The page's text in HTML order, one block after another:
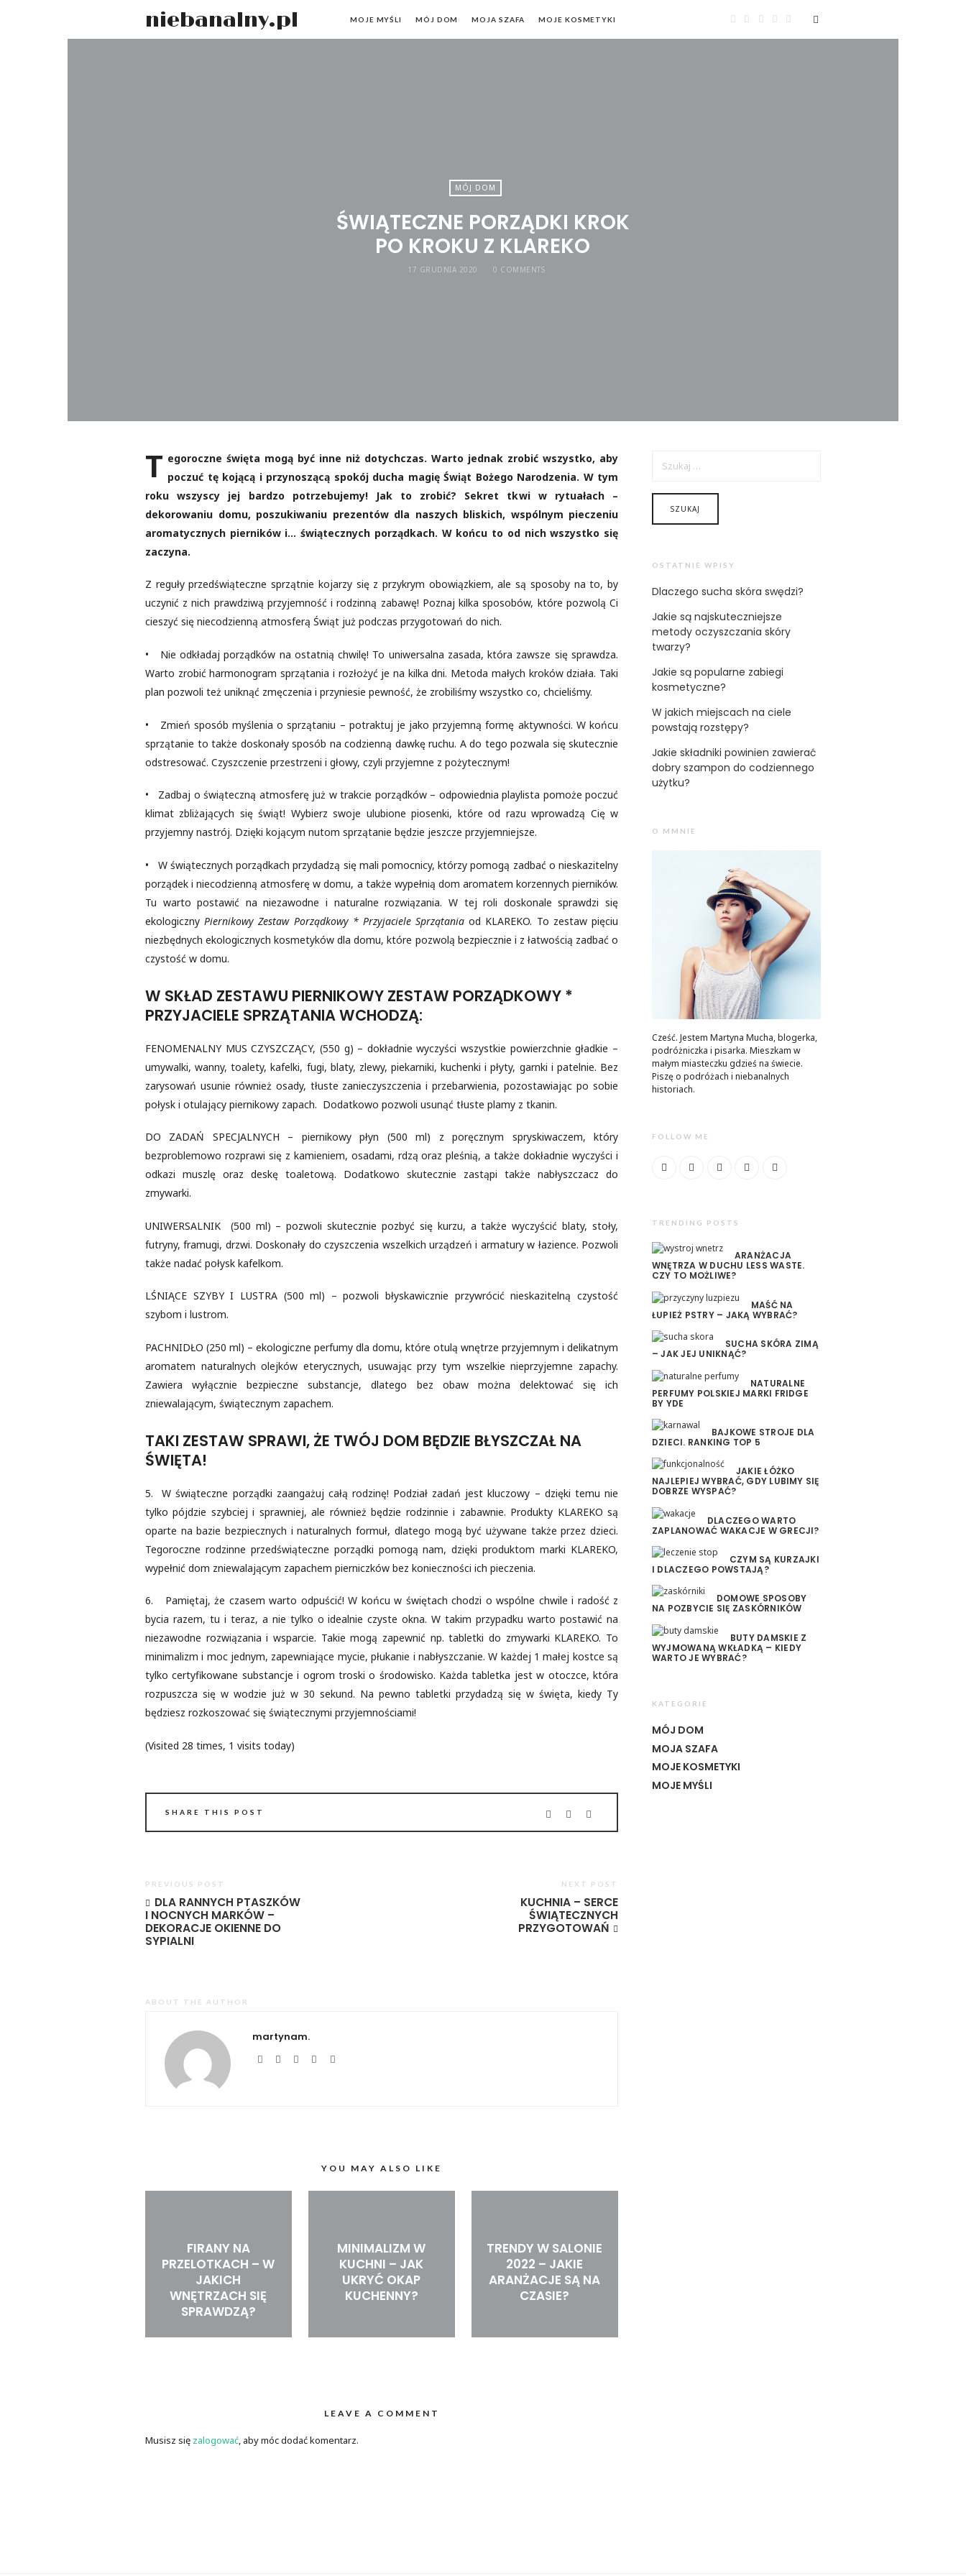
niebanalny.pl MOJE MYŚLI MÓJ DOM MOJA SZAFA MOJE KOSMETYKI
MÓJ DOM
ŚWIĄTECZNE PORZĄDKI KROK
PO KROKU Z KLAREKO
17 GRUDNIA 2020 0 COMMENTS
T egoroczne święta mogą być inne niż dotychczas. Warto jednak zrobić wszystko, aby
poczuć tę kojącą i przynoszącą spokój ducha magię Świąt Bożego Narodzenia. W tym
roku wszyscy jej bardzo potrzebujemy! Jak to zrobić? Sekret tkwi w rytuałach –
dekorowaniu domu, poszukiwaniu prezentów dla naszych bliskich, wspólnym pieczeniu
aromatycznych pierników i… świątecznych porządkach. W końcu to od nich wszystko się
zaczyna.
Z reguły przedświąteczne sprzątnie kojarzy się z przykrym obowiązkiem, ale są sposoby na to, by
uczynić z nich prawdziwą przyjemność i rodzinną zabawę! Poznaj kilka sposobów, które pozwolą Ci
cieszyć się niecodzienną atmosferą Świąt już podczas przygotowań do nich.
• Nie odkładaj porządków na ostatnią chwilę! To uniwersalna zasada, która zawsze się sprawdza.
Warto zrobić harmonogram sprzątania i rozłożyć je na kilka dni. Metoda małych kroków działa. Taki
plan pozwoli też uniknąć zmęczenia i przyniesie pewność, że zrobiliśmy wszystko co, chcieliśmy.
• Zmień sposób myślenia o sprzątaniu – potraktuj je jako przyjemną formę aktywności. W końcu
sprzątanie to także doskonały sposób na codzienną dawkę ruchu. A do tego pozwala się skutecznie
odstresować. Czyszczenie przestrzeni i głowy, czyli przyjemne z pożytecznym!
• Zadbaj o świąteczną atmosferę już w trakcie porządków – odpowiednia playlista pomoże poczuć
klimat zbliżających się świąt! Wybierz swoje ulubione piosenki, które od razu wprowadzą Cię w
przyjemny nastrój. Dzięki kojącym nutom sprzątanie będzie jeszcze przyjemniejsze.
• W świątecznych porządkach przydadzą się mali pomocnicy, którzy pomogą zadbać o nieskazitelny
porządek i niecodzienną atmosferę w domu, a także wypełnią dom aromatem korzennych pierników.
Tu warto postawić na niezawodne i naturalne rozwiązania. W tej roli doskonale sprawdzi się
ekologicznyPiernikowy Zestaw Porządkowy * Przyjaciele Sprzątaniaod KLAREKO. To zestaw pięciu
niezbędnych ekologicznych kosmetyków dla domu, które pozwolą bezpiecznie i z łatwością zadbać o
czystość w domu.
W SKŁAD ZESTAWU PIERNIKOWY ZESTAW PORZĄDKOWY *
PRZYJACIELE SPRZĄTANIA WCHODZĄ:
FENOMENALNY MUS CZYSZCZĄCY, (550 g) – dokładnie wyczyści wszystkie powierzchnie gładkie –
umywalki, wanny, toalety, kafelki, fugi, blaty, zlewy, piekarniki, kuchenki i płyty, garnki i patelnie. Bez
zarysowań usunie również osady, tłuste zanieczyszczenia i przebarwienia, pozostawiając po sobie
połysk i otulający piernikowy zapach. Dodatkowo pozwoli usunąć tłuste plamy z tkanin.
DO ZADAŃ SPECJALNYCH – piernikowy płyn (500 ml) z poręcznym spryskiwaczem, który
bezproblemowo rozprawi się z kamieniem, osadami, rdzą oraz pleśnią, a także dokładnie wyczyści i
odkazi muszlę oraz deskę toaletową. Dodatkowo skutecznie zastąpi także nabłyszczacz do
zmywarki.
UNIWERSALNIK (500 ml) – pozwoli skutecznie pozbyć się kurzu, a także wyczyścić blaty, stoły,
futryny, framugi, drzwi. Doskonały do czyszczenia wszelkich urządzeń i armatury w łazience. Pozwoli
także nadać połysk kafelkom.
LŚNIĄCE SZYBY I LUSTRA (500 ml) – pozwoli błyskawicznie przywrócić nieskazitelną czystość
szybom i lustrom.
PACHNIDŁO (250 ml) – ekologiczne perfumy dla domu, które otulą wnętrze przyjemnym i delikatnym
aromatem naturalnych olejków eterycznych, usuwając przy tym wszelkie nieprzyjemne zapachy.
Zawiera wyłącznie bezpieczne substancje, dlatego bez obaw można delektować się ich
zniewalającym, świątecznym zapachem.
TAKI ZESTAW SPRAWI, ŻE TWÓJ DOM BĘDZIE BŁYSZCZAŁ NA
ŚWIĘTA!
5. W świąteczne porządki zaangażuj całą rodzinę! Podział zadań jest kluczowy – dzięki temu nie
tylko pójdzie szybciej i sprawniej, ale również będzie rodzinnie i zabawnie. Produkty KLAREKO są
oparte na bazie bezpiecznych i naturalnych formuł, dlatego mogą być używane także przez dzieci.
Tegoroczne rodzinne przedświąteczne porządki pomogą nam, dzięki produktom marki KLAREKO,
wypełnić dom zniewalającym zapachem pierniczków bez konieczności ich pieczenia.
6. Pamiętaj, że czasem warto odpuścić! W końcu w świętach chodzi o wspólne chwile i radość z
bycia razem, tu i teraz, a nie tylko o idealnie czyste okna. W takim przypadku warto postawić na
niezawodne rozwiązania i wsparcie. Takie mogą zapewnić np. tabletki do zmywarki KLAREKO. To
minimalizm i moc jednym, zapewniające mycie, płukanie i nabłyszczanie. W każdej 1 małej kostce są
tylko certyfikowane substancje i ogrom troski o środowisko. Każda tabletka jest w otoczce, która
rozpuszcza się w wodzie już w 30 sekund. Na pewno tabletki przydadzą się w święta, kiedy Ty
będziesz rozkoszować się świątecznymi przyjemnościami!
(Visited 28 times, 1 visits today)
SHARE THIS POST
PREVIOUS POST
DLA RANNYCH PTASZKÓW
I NOCNYCH MARKÓW –
DEKORACJE OKIENNE DO
SYPIALNI
NEXT POST
KUCHNIA – SERCE
ŚWIĄTECZNYCH
PRZYGOTOWAŃ
ABOUT THE AUTHOR
martynam.
YOU MAY ALSO LIKE
FIRANY NA
PRZELOTKACH – W
JAKICH
WNĘTRZACH SIĘ
SPRAWDZĄ?
MINIMALIZM W
KUCHNI – JAK
UKRYĆ OKAP
KUCHENNY?
TRENDY W SALONIE
2022 – JAKIE
ARANŻACJE SĄ NA
CZASIE?
LEAVE A COMMENT
Musisz się zalogować, aby móc dodać komentarz.
OSTATNIE WPISY
Dlaczego sucha skóra swędzi?
Jakie są najskuteczniejsze
metody oczyszczania skóry
twarzy?
Jakie są popularne zabiegi
kosmetyczne?
W jakich miejscach na ciele
powstają rozstępy?
Jakie składniki powinien zawierać
dobry szampon do codziennego
użytku?
O MMNIE
Cześć. Jestem Martyna Mucha, blogerka,
podróżniczka i pisarka. Mieszkam w
małym miasteczku gdzieś na świecie.
Piszę o podróżach i niebanalnych
historiach.
FOLLOW ME
TRENDING POSTS
ARANŻACJA
WNĘTRZA W DUCHU LESS WASTE.
CZY TO MOŻLIWE?
MAŚĆ NA
ŁUPIEŻ PSTRY – JAKĄ WYBRAĆ?
SUCHA SKÓRA ZIMĄ
– JAK JEJ UNIKNĄĆ?
NATURALNE
PERFUMY POLSKIEJ MARKI FRIDGE
BY YDE
BAJKOWE STROJE DLA
DZIECI. RANKING TOP 5
JAKIE ŁÓŻKO
NAJLEPIEJ WYBRAĆ, GDY LUBIMY SIĘ
DOBRZE WYSPAĆ?
DLACZEGO WARTO
ZAPLANOWAĆ WAKACJE W GRECJI?
CZYM SĄ KURZAJKI
I DLACZEGO POWSTAJĄ?
DOMOWE SPOSOBY
NA POZBYCIE SIĘ ZASKÓRNIKÓW
BUTY DAMSKIE Z
WYJMOWANĄ WKŁADKĄ – KIEDY
WARTO JE WYBRAĆ?
KATEGORIE
MÓJ DOM
MOJA SZAFA
MOJE KOSMETYKI
MOJE MYŚLI